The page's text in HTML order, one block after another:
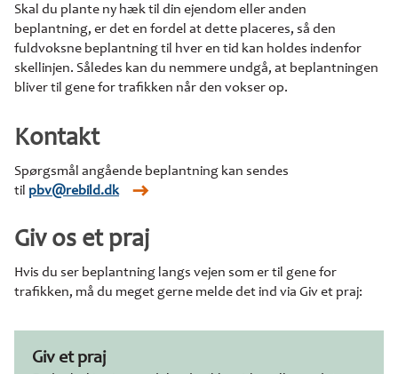
Skal du plante ny hæk til din ejendom eller anden
beplantning, er det en fordel at dette placeres, så den
fuldvoksne beplantning til hver en tid kan holdes indenfor
skellinjen. Således kan du nemmere undgå, at beplantningen
bliver til gene for trafikken når den vokser op.
Kontakt
Spørgsmål angående beplantning kan sendes
til pbv@rebild.dk
Giv os et praj
Hvis du ser beplantning langs vejen som er til gene for
trafikken, må du meget gerne melde det ind via Giv et praj:
Giv et praj